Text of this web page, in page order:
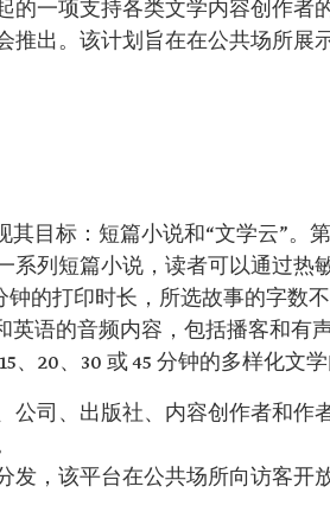
的一项支持各类文学内容创作者
推出。该计划旨在在公共场所展
其目标：短篇小说和“文学云”。
系列短篇小说，读者可以通过热
钟的打印时长，所选故事的字数
英语的音频内容，包括播客和有
20、30 或 45 分钟的多样化文学
公司、出版社、内容创作者和作
，该平台在公共场所向访客开放